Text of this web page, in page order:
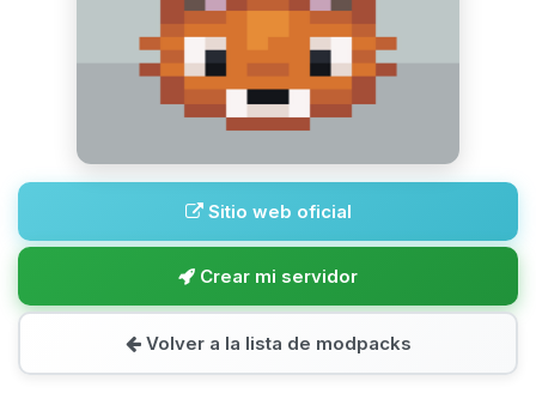
Sitio web oficial
Crear mi servidor
Volver a la lista de modpacks